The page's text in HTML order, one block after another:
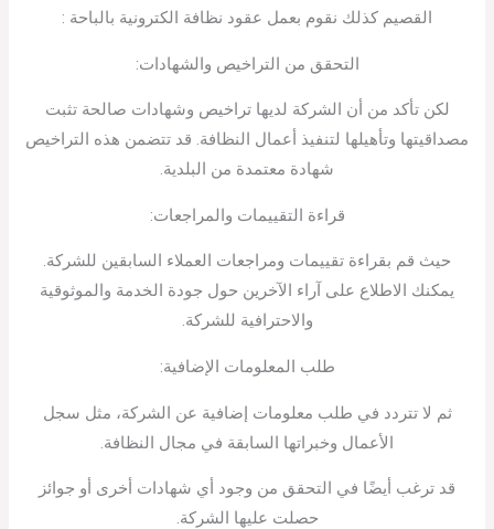
القصيم كذلك نقوم بعمل عقود نظافة الكترونية بالباحة :
التحقق من التراخيص والشهادات:
لكن تأكد من أن الشركة لديها تراخيص وشهادات صالحة تثبت
مصداقيتها وتأهيلها لتنفيذ أعمال النظافة. قد تتضمن هذه التراخيص
شهادة معتمدة من البلدية.
قراءة التقييمات والمراجعات:
حيث قم بقراءة تقييمات ومراجعات العملاء السابقين للشركة.
يمكنك الاطلاع على آراء الآخرين حول جودة الخدمة والموثوقية
والاحترافية للشركة.
طلب المعلومات الإضافية:
ثم لا تتردد في طلب معلومات إضافية عن الشركة، مثل سجل
الأعمال وخبراتها السابقة في مجال النظافة.
قد ترغب أيضًا في التحقق من وجود أي شهادات أخرى أو جوائز
حصلت عليها الشركة.